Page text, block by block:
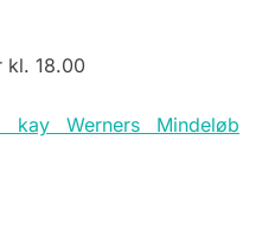
kl. 18.00
kay Werners Mindeløb